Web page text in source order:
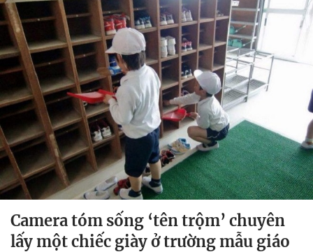
Camera tóm sống ‘tên trộm’ chuyên
lấy một chiếc giày ở trường mẫu giáo